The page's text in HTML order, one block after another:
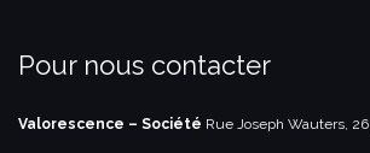
Pour nous contacter
Valorescence – Société Rue Joseph Wauters, 26